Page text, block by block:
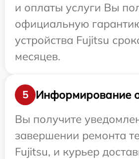
и оплаты услуги Вы
официальную
устройства Fujitsu
месяцев.
5
Информирование о
Вы получите
завершении ремонта
Fujitsu, и курьер